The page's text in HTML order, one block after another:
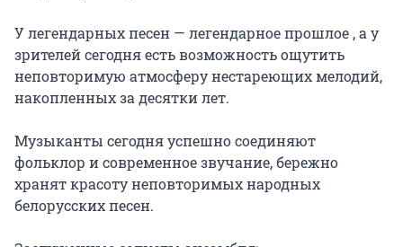
У легендарных песен — легендарное прошлое , а у
зрителей сегодня есть возможность ощутить
неповторимую атмосферу нестареющих мелодий,
накопленных за десятки лет.
Музыканты сегодня успешно соединяют
фольклор и современное звучание, бережно
хранят красоту неповторимых народных
белорусских песен.